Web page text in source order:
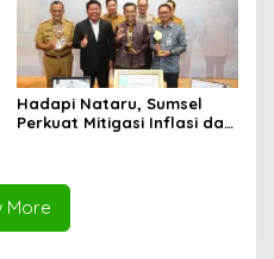
Hadapi Nataru, Sumsel
Perkuat Mitigasi Inflasi dan
More